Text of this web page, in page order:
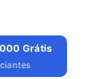
Grátis